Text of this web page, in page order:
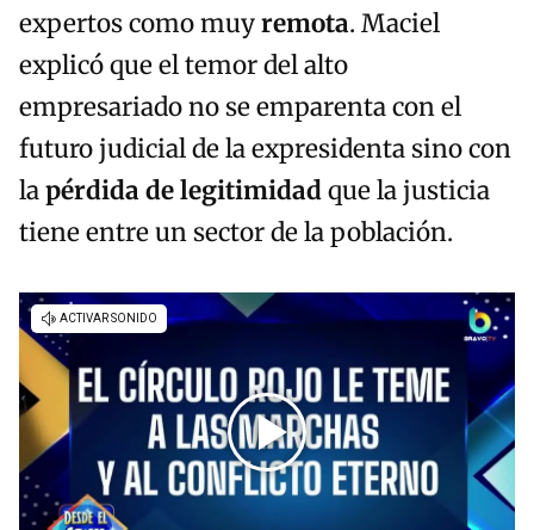
expertos como muyremota. Maciel
explicó que el temor del alto
empresariado no se emparenta con el
futuro judicial de la expresidenta sino con
lapérdida de legitimidadque la justicia
tiene entre un sector de la población.